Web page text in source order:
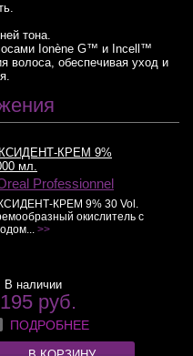
тона.
Ionène G™ и Incell™
волоса, обеспечивая уход и
КРЕМ 9%
мл.
Professionnel
КРЕМ 9% 30 Vol.
окислитель с
>>
В наличии
руб.
ПОДРОБНЕЕ